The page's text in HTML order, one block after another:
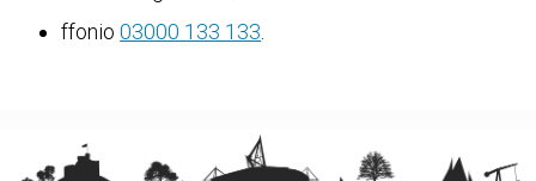
ffonio03000 133 133